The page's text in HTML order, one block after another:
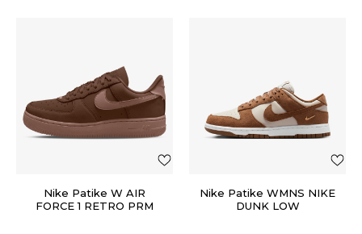
Nike Patike W AIR
FORCE 1 RETRO PRM
Nike Patike WMNS NIKE
DUNK LOW